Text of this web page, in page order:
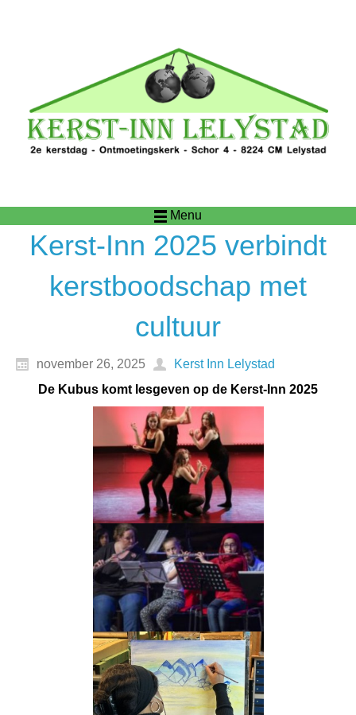
Menu
Kerst-Inn 2025 verbindt
kerstboodschap met
cultuur
november 26, 2025
Kerst Inn Lelystad
De Kubus komt lesgeven op de Kerst-Inn 2025